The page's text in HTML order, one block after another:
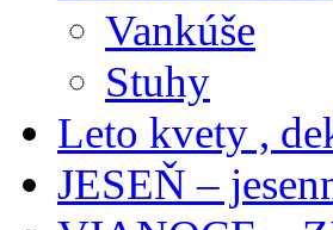
Vankúše
Stuhy
Leto kvety ,
JESEŇ –